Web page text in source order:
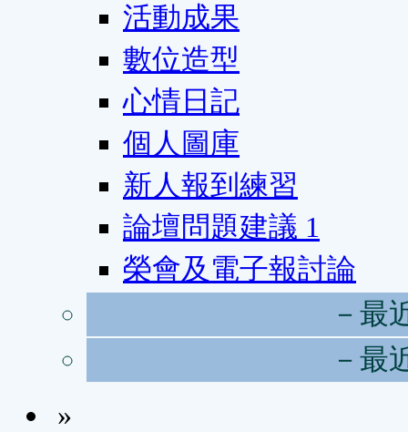
活動成果
數位造型
心情日記
個人圖庫
新人報到練習
論壇問題建議 1
榮會及電子報討論
－最
－最
»